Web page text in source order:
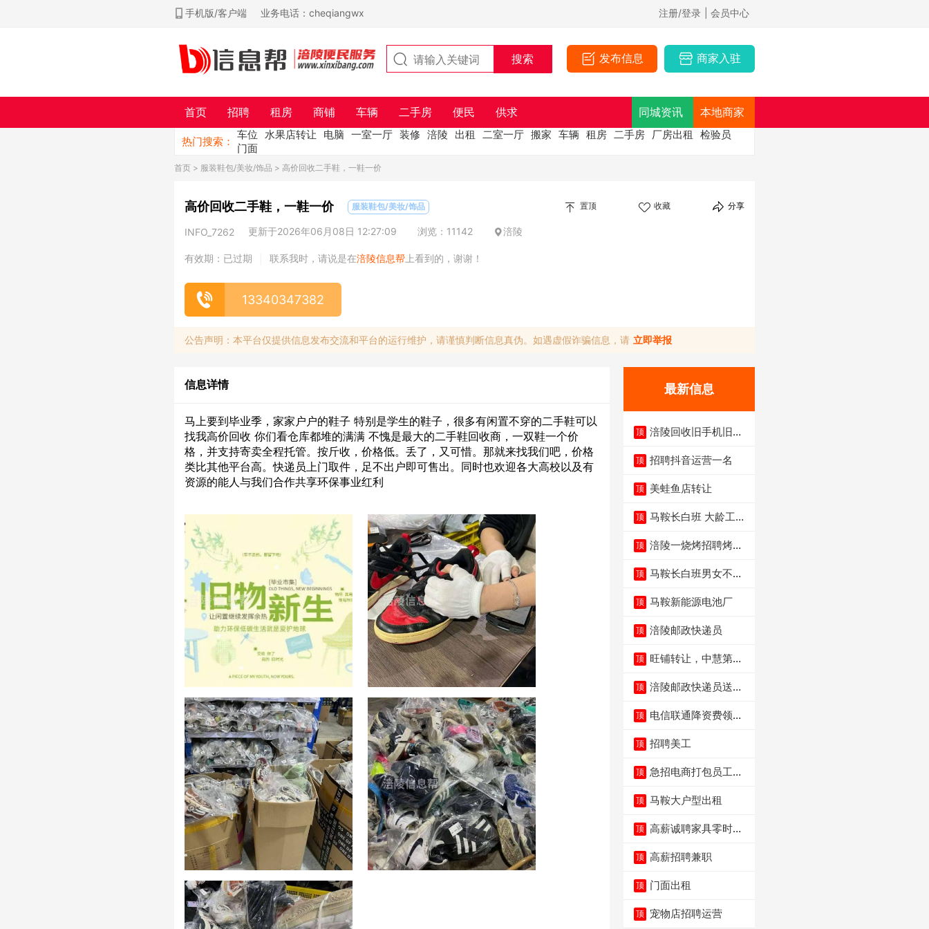
手机版/客户端 业务电话：cheqiangwx 注册/登录 | 会员中心
发布信息 商家入驻
首页 招聘 租房 商铺 车辆 二手房 便民 供求 同城资讯 本地商家
热门搜索：
车位 水果店转让 电脑 一室一厅 装修 涪陵 出租 二室一厅 搬家 车辆 租房 二手房 厂房出租
检验员
门面
首页 > 服装鞋包/美妆/饰品 > 高价回收二手鞋，一鞋一价
高价回收二手鞋，一鞋一价 服装鞋包/美妆/饰品 置顶 收藏 分享
INFO_7262 更新于2026年06月08日 12:27:09 浏览：11142 涪陵
有效期：已过期 联系我时，请说是在涪陵信息帮 上看到的，谢谢！
13340347382
公告声明：本平台仅提供信息发布交流和平台的运行维护，请谨慎判断信息真伪。如遇虚假诈骗信息，请 立即举报
信息详情
马上要到毕业季，家家户户的鞋子 特别是学生的鞋子，很多有闲置不穿的二手鞋可以
找我高价回收 你们看仓库都堆的满满 不愧是最大的二手鞋回收商，一双鞋一个价
格，并支持寄卖全程托管。按斤收，价格低。丢了，又可惜。那就来找我们吧，价格
类比其他平台高。快递员上门取件，足不出户即可售出。同时也欢迎各大高校以及有
资源的能人与我们合作共享环保事业红利
最新信息
顶 涪陵回收旧手机旧电
顶 招聘抖音运营一名
顶 美蛙鱼店转让
顶 马鞍长白班 大龄工大
顶 涪陵一烧烤招聘烤工
顶 马鞍长白班男女不限
顶 马鞍新能源电池厂
顶 涪陵邮政快递员
顶 旺铺转让，中慧第一
顶 涪陵邮政快递员送货
顶 电信联通降资费领价
顶 招聘美工
顶 急招电商打包员工作
顶 马鞍大户型出租
顶 高薪诚聘家具零时促
顶 高薪招聘兼职
顶 门面出租
顶 宠物店招聘运营